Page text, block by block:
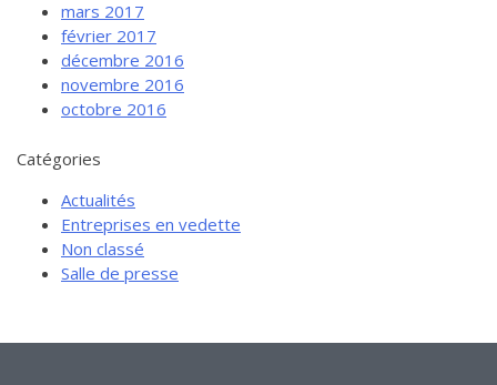
mars 2017
février 2017
décembre 2016
novembre 2016
octobre 2016
Catégories
Actualités
Entreprises en vedette
Non classé
Salle de presse